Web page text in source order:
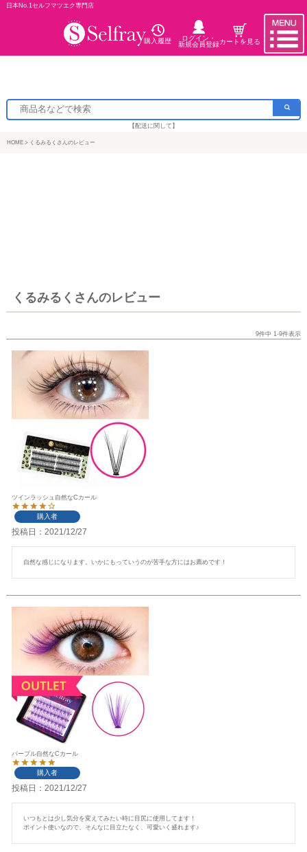
日本No.1セルフマツエク専門店
購入履歴
ログイン・
新規会員登録カートを見る
【配送に関して】
HOME くるみるくさんのレビュー
くるみるくさんのレビュー
9件中 1-9件表示
ツインラッシュ自然なCカール
購入者
投稿日 2021/12/27
自然な感じになります。いかにもっていうのが苦手な方にはお薦めです！
パープル自然なCカール
購入者
投稿日 2021/12/27
いつもとは少し気分を変えてみたい時に目尻に使用してます！
ポイント使いなので、そんなに目立たなく、可愛いく盛れます♪